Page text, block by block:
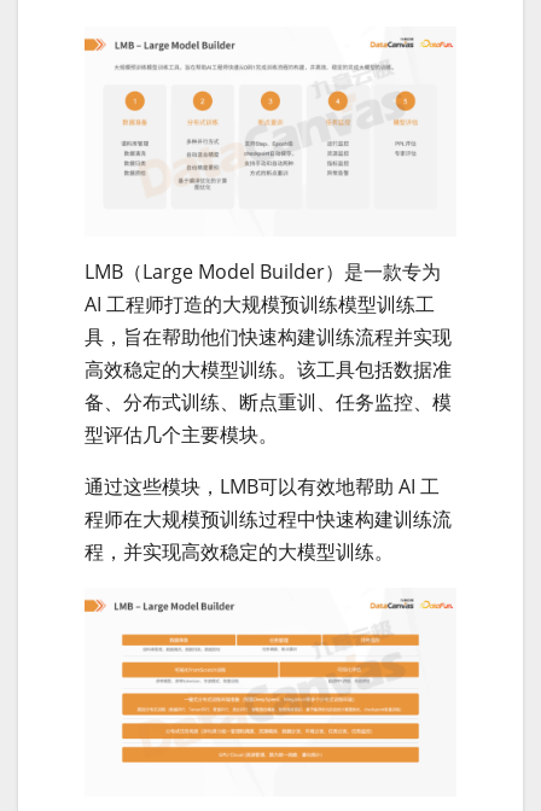
LMB（Large Model Builder）是一款专为
AI 工程师打造的大规模预训练模型训练工
具，旨在帮助他们快速构建训练流程并实现
高效稳定的大模型训练。该工具包括数据准
备、分布式训练、断点重训、任务监控、模
型评估几个主要模块。
通过这些模块，LMB可以有效地帮助 AI 工
程师在大规模预训练过程中快速构建训练流
程，并实现高效稳定的大模型训练。